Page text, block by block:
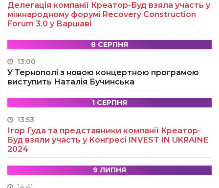
Делегація компанії Креатор-Буд взяла участь у
міжнародному форумі Recovery Construction
Forum 3.0 у Варшаві
8 СЕРПНЯ
13:00
У Тернополі з новою концертною програмою
виступить Наталія Бучинська
1 СЕРПНЯ
13:53
Ігор Гуда та представники компанії Креатор-
Буд взяли участь у Конгресі INVEST IN UKRAINE
2024
9 ЛИПНЯ